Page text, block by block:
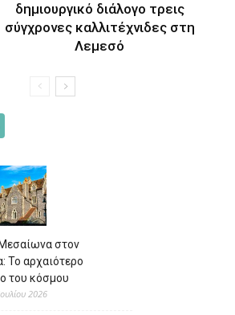
δημιουργικό διάλογο τρεις
σύγχρονες καλλιτέχνιδες στη
Λεμεσό
στον
Το αρχαιότερο
του κόσμου
2026